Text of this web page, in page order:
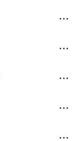
...
...
...
...
...